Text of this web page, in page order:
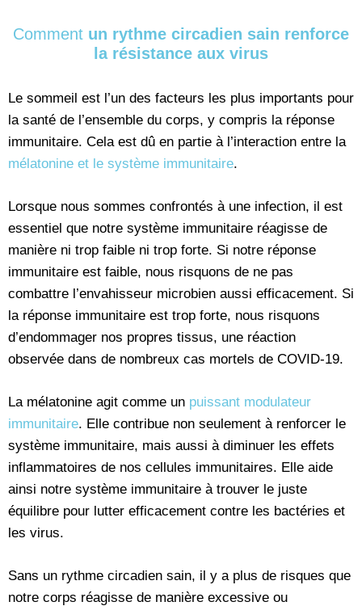
Comment un rythme circadien sain renforce
la résistance aux virus
Le sommeil est l’un des facteurs les plus importants pour
la santé de l’ensemble du corps, y compris la réponse
immunitaire. Cela est dû en partie à l’interaction entre la
mélatonine et le système immunitaire.
Lorsque nous sommes confrontés à une infection, il est
essentiel que notre système immunitaire réagisse de
manière ni trop faible ni trop forte. Si notre réponse
immunitaire est faible, nous risquons de ne pas
combattre l’envahisseur microbien aussi efficacement. Si
la réponse immunitaire est trop forte, nous risquons
d’endommager nos propres tissus, une réaction
observée dans de nombreux cas mortels de COVID-19.
La mélatonine agit comme un puissant modulateur
immunitaire. Elle contribue non seulement à renforcer le
système immunitaire, mais aussi à diminuer les effets
inflammatoires de nos cellules immunitaires. Elle aide
ainsi notre système immunitaire à trouver le juste
équilibre pour lutter efficacement contre les bactéries et
les virus.
Sans un rythme circadien sain, il y a plus de risques que
notre corps réagisse de manière excessive ou